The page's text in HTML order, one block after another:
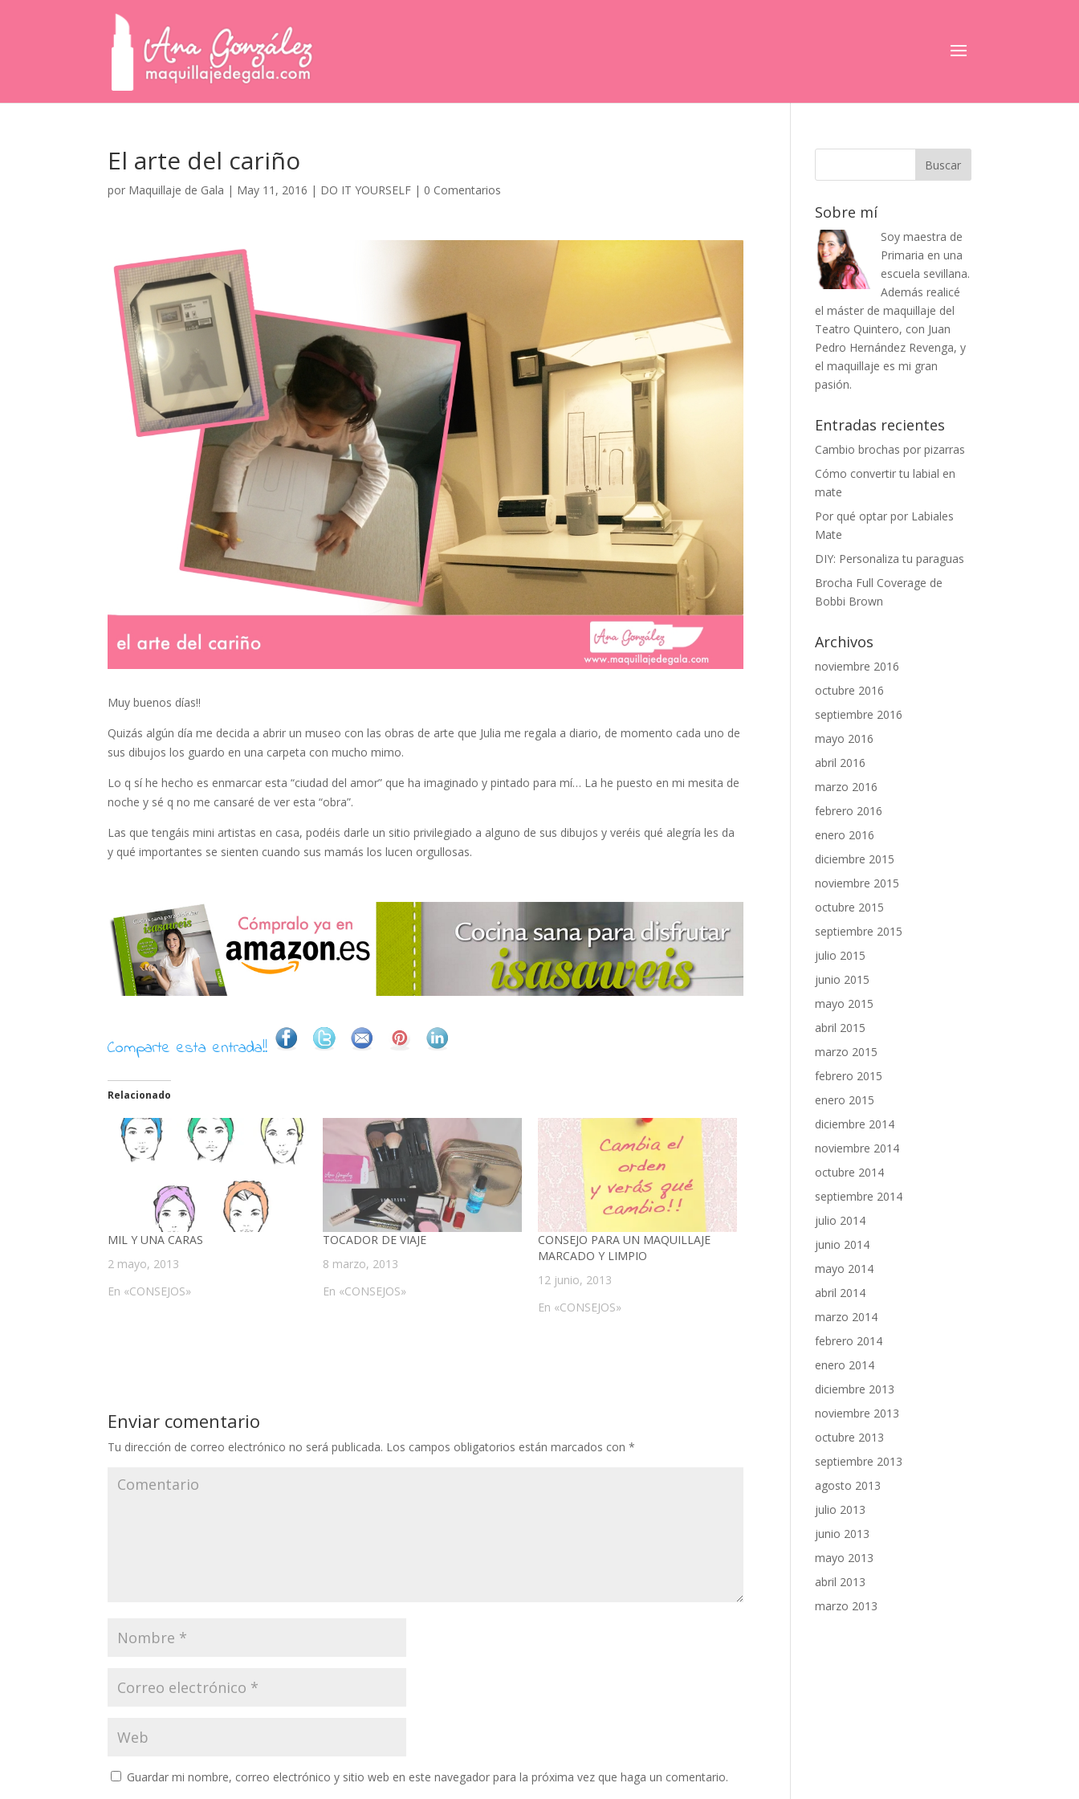
El arte del cariño
por Maquillaje de Gala | May 11, 2016 | DO IT YOURSELF | 0 Comentarios
Muy buenos días!!
Quizás algún día me decida a abrir un museo con las obras de arte que Julia me regala a diario, de momento cada uno de
sus dibujos los guardo en una carpeta con mucho mimo.
Lo q sí he hecho es enmarcar esta “ciudad del amor” que ha imaginado y pintado para mí… La he puesto en mi mesita de
noche y sé q no me cansaré de ver esta “obra”.
Las que tengáis mini artistas en casa, podéis darle un sitio privilegiado a alguno de sus dibujos y veréis qué alegría les da
y qué importantes se sienten cuando sus mamás los lucen orgullosas.
Comparte esta entrada!!
Relacionado
MIL Y UNA CARAS
2 mayo, 2013
En «CONSEJOS»
TOCADOR DE VIAJE
8 marzo, 2013
En «CONSEJOS»
CONSEJO PARA UN MAQUILLAJE
MARCADO Y LIMPIO
12 junio, 2013
En «CONSEJOS»
Enviar comentario
Tu dirección de correo electrónico no será publicada. Los campos obligatorios están marcados con*
Guardar mi nombre, correo electrónico y sitio web en este navegador para la próxima vez que haga un comentario.
Sobre mí
Soy maestra de
Primaria en una
escuela sevillana.
Además realicé
el máster de maquillaje del
Teatro Quintero, con Juan
Pedro Hernández Revenga, y
el maquillaje es mi gran
pasión.
Entradas recientes
Cambio brochas por pizarras
Cómo convertir tu labial en
mate
Por qué optar por Labiales
Mate
DIY: Personaliza tu paraguas
Brocha Full Coverage de
Bobbi Brown
Archivos
noviembre 2016
octubre 2016
septiembre 2016
mayo 2016
abril 2016
marzo 2016
febrero 2016
enero 2016
diciembre 2015
noviembre 2015
octubre 2015
septiembre 2015
julio 2015
junio 2015
mayo 2015
abril 2015
marzo 2015
febrero 2015
enero 2015
diciembre 2014
noviembre 2014
octubre 2014
septiembre 2014
julio 2014
junio 2014
mayo 2014
abril 2014
marzo 2014
febrero 2014
enero 2014
diciembre 2013
noviembre 2013
octubre 2013
septiembre 2013
agosto 2013
julio 2013
junio 2013
mayo 2013
abril 2013
marzo 2013